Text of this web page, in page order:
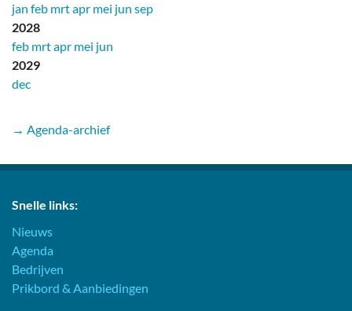
jan feb mrtapr mei jun sep
2028
feb mrtapr mei jun
2029
dec
→ Agenda-archief
Snelle links:
Nieuws
Agenda
Bedrijven
Prikbord & Aanbiedingen